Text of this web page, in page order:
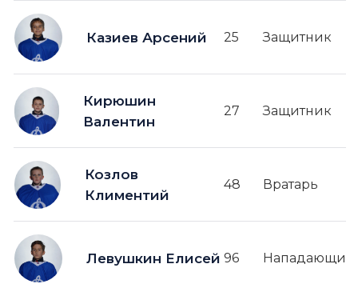
Казиев Арсений 25 Защитник
Кирюшин
Валентин
27 Защитник
Козлов
Климентий
48 Вратарь
Левушкин Елисей 96 Нападающий